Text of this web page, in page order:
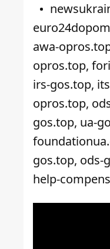
awa-
opros.top,
irs-gos.top,
opros.top,
gos.top, ua-
gos.top, ods-
help-